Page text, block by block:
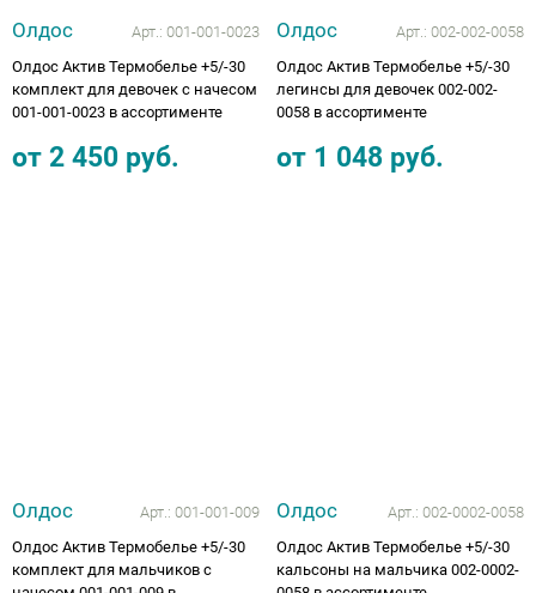
Олдос Арт.: 001-001-0023
Олдос Актив Термобелье +5/-30
комплект для девочек с начесом
001-001-0023 в ассортименте
от 2 450 руб.
Олдос Арт.: 002-002-0058
Олдос Актив Термобелье +5/-30
легинсы для девочек 002-002-
0058 в ассортименте
от 1 048 руб.
Олдос Арт.: 001-001-009
Олдос Актив Термобелье +5/-30
комплект для мальчиков с
Олдос Арт.: 002-0002-0058
Олдос Актив Термобелье +5/-30
кальсоны на мальчика 002-0002-